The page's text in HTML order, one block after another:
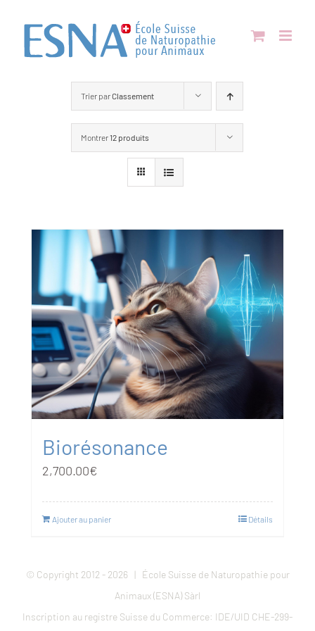
contenu
Trier parClassement
Montrer 12 produits
Biorésonance
2,700.00€
Ajouter au panier Détails
© Copyright 2012 - 2026 | École Suisse de Naturopathie pour
Animaux (ESNA) Sàrl
Inscription au registre Suisse du Commerce: IDE/UID CHE-299-